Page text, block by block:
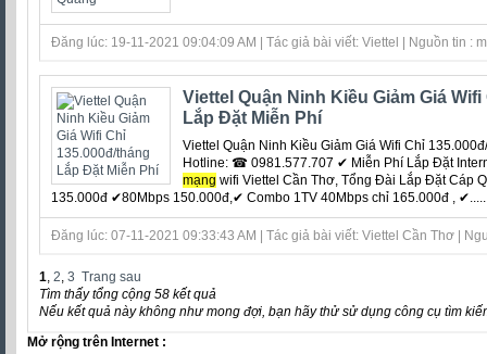
Đăng lúc: 19-11-2021 09:04:09 AM | Tác giả bài viết: Viettel | Nguồn tin :
Viettel Quận Ninh Kiều Giảm Giá
Lắp Đặt Miễn Phí
Viettel Quận Ninh Kiều Giảm Giá Wifi Chỉ
Hotline: ☎ 0981.577.707 ✔ Miễn Phí Lắp Đặt
mạng wifi Viettel Cần Thơ, Tổng Đài Lắp Đặt Cáp
135.000đ ✔80Mbps 150.000đ,✔ Combo 1TV 40Mbps chỉ 165.000đ ,
Đăng lúc: 07-11-2021 09:33:43 AM | Tác giả bài viết: Viettel Cần Thơ |
1 2 3 Trang sau
Tìm thấy tổng cộng 58 kết quả
Nếu kết quả này không như mong đợi, bạn hãy thử sử dụng công cụ tìm
Mở rộng trên Internet :